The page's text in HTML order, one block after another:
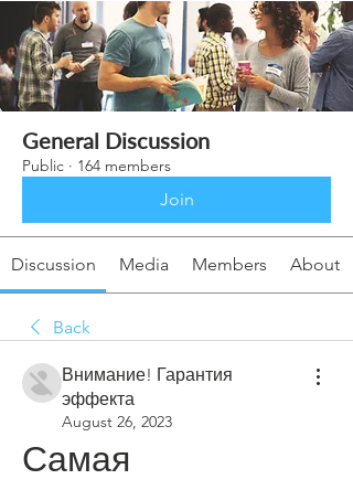
General Discussion
Public · 164 members
Join
Discussion Media Members About
Back
Внимание! Гарантия
эффекта
August 26, 2023
Самая